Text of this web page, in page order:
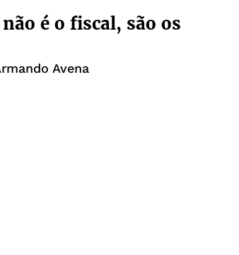
é o fiscal, são os
Avena